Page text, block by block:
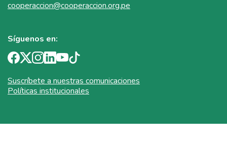
cooperaccion@cooperaccion.org.pe
Síguenos en:
Suscríbete a nuestras comunicaciones
Políticas institucionales